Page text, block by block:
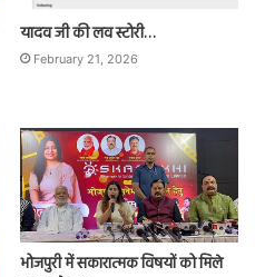
यादव जी की लव स्टोरी…
February 21, 2026
भोजपुरी में सकारात्मक विषयों को मिले